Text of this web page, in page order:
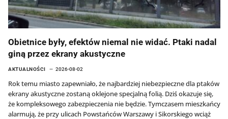
Obietnice były, efektów niemal nie widać. Ptaki nadal
giną przez ekrany akustyczne
AKTUALNOŚCI 2026-08-02
Rok temu miasto zapewniało, że najbardziej niebezpieczne dla ptaków
ekrany akustyczne zostaną oklejone specjalną folią. Dziś okazuje się,
że kompleksowego zabezpieczenia nie będzie. Tymczasem mieszkańcy
alarmują, że przy ulicach Powstańców Warszawy i Sikorskiego wciąż